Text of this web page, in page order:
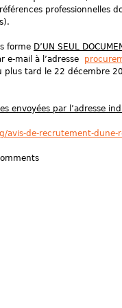
professionnelles
forme D’UN SEUL
e-mail à l’adresse
plus tard le 22 décembre
envoyées par l’adresse
avis-de-recrutement-dune-